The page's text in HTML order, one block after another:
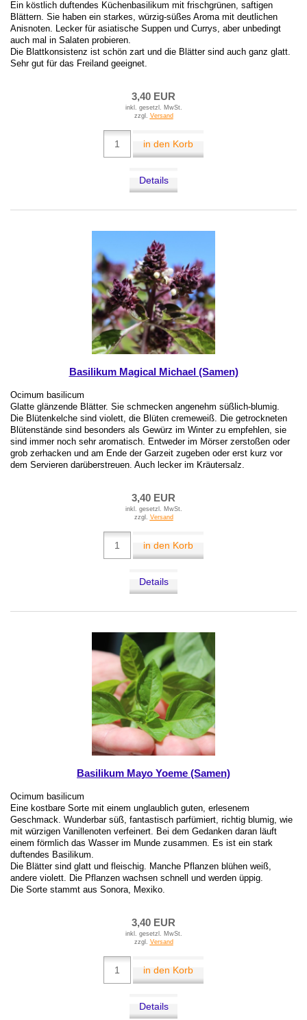
Ein köstlich duftendes Küchenbasilikum mit frischgrünen, saftigen
Blättern. Sie haben ein starkes, würzig-süßes Aroma mit deutlichen
Anisnoten. Lecker für asiatische Suppen und Currys, aber unbedingt
auch mal in Salaten probieren.
Die Blattkonsistenz ist schön zart und die Blätter sind auch ganz glatt.
Sehr gut für das Freiland geeignet.
3,40 EUR
inkl. gesetzl. MwSt.
zzgl. Versand
in den Korb
Details
Basilikum Magical Michael (Samen)
Ocimum basilicum
Glatte glänzende Blätter. Sie schmecken angenehm süßlich-blumig.
Die Blütenkelche sind violett, die Blüten cremeweiß. Die getrockneten
Blütenstände sind besonders als Gewürz im Winter zu empfehlen, sie
sind immer noch sehr aromatisch. Entweder im Mörser zerstoßen oder
grob zerhacken und am Ende der Garzeit zugeben oder erst kurz vor
dem Servieren darüberstreuen. Auch lecker im Kräutersalz.
3,40 EUR
inkl. gesetzl. MwSt.
zzgl. Versand
in den Korb
Details
Basilikum Mayo Yoeme (Samen)
Ocimum basilicum
Eine kostbare Sorte mit einem unglaublich guten, erlesenem
Geschmack. Wunderbar süß, fantastisch parfümiert, richtig blumig, wie
mit würzigen Vanillenoten verfeinert. Bei dem Gedanken daran läuft
einem förmlich das Wasser im Munde zusammen. Es ist ein stark
duftendes Basilikum.
Die Blätter sind glatt und fleischig. Manche Pflanzen blühen weiß,
andere violett. Die Pflanzen wachsen schnell und werden üppig.
Die Sorte stammt aus Sonora, Mexiko.
3,40 EUR
inkl. gesetzl. MwSt.
zzgl. Versand
in den Korb
Details